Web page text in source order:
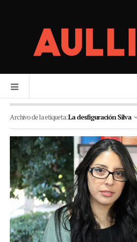
Archivo de la etiqueta:La desfiguración Silva